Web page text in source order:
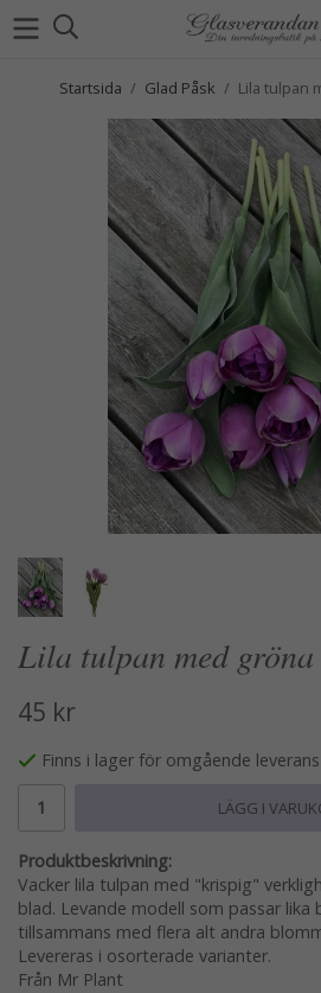
Startsida / Glad Påsk / Lila tulpan
Lila tulpan med
45 kr
Finns i lager för omgående leverans
LÄGG I
Produktbeskrivning:
Vacker lila tulpan med "krispig"
blad. Levande modell som passar lika
tillsammans med flera alt andra
Levereras i osorterade varianter.
Från Mr Plant